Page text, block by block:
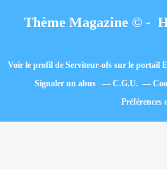
Thème Magazine © -
Voir le profil deServiteur-ofs sur le portail
Signaler un abus
C.G.U.
Préférences